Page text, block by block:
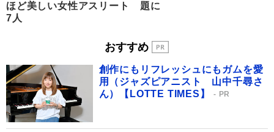
ほど美しい女性アスリート
7人
題に
おすすめ
創作にもリフレッシュにもガムを愛
用（ジャズピアニスト 山中千尋さ
ん）【LOTTE TIMES】
PR